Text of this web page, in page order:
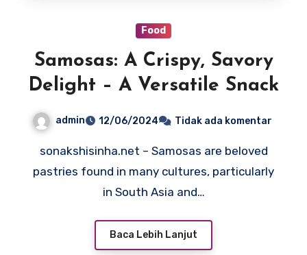
Food
Samosas: A Crispy, Savory
Delight – A Versatile Snack
admin 12/06/2024 Tidak ada komentar
sonakshisinha.net – Samosas are beloved
pastries found in many cultures, particularly
in South Asia and…
Baca Lebih Lanjut